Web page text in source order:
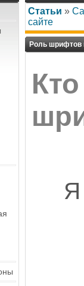
Статьи »
сайте
Роль шрифтов
Я